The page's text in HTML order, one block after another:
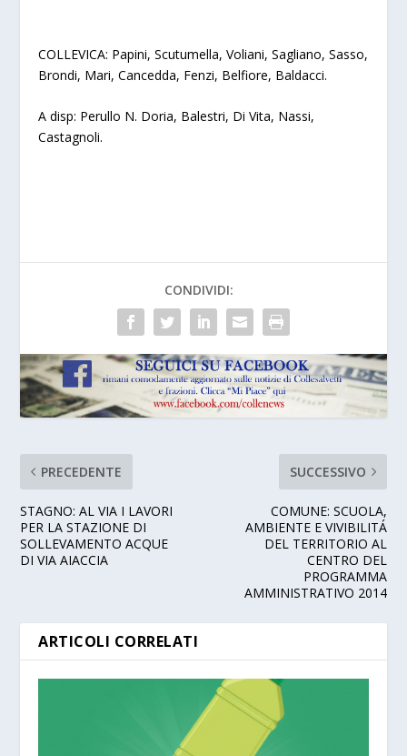
COLLEVICA: Papini, Scutumella, Voliani, Sagliano, Sasso,
Brondi, Mari, Cancedda, Fenzi, Belfiore, Baldacci.
A disp: Perullo N. Doria, Balestri, Di Vita, Nassi,
Castagnoli.
CONDIVIDI:
PRECEDENTE
STAGNO: AL VIA I LAVORI
PER LA STAZIONE DI
SOLLEVAMENTO ACQUE
DI VIA AIACCIA
SUCCESSIVO
COMUNE: SCUOLA,
AMBIENTE E VIVIBILITÁ
DEL TERRITORIO AL
CENTRO DEL
PROGRAMMA
AMMINISTRATIVO 2014
ARTICOLI CORRELATI